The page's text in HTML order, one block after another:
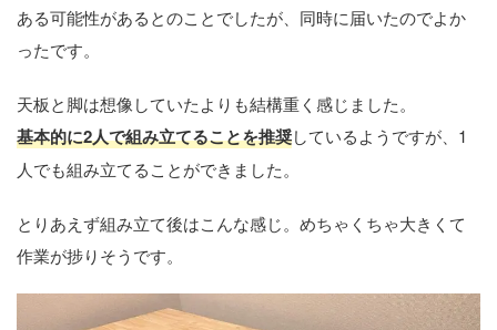
ある可能性があるとのことでしたが、同時に届いたのでよか
ったです。
天板と脚は想像していたよりも結構重く感じました。
基本的に2人で組み立てることを推奨しているようですが、1
人でも組み立てることができました。
とりあえず組み立て後はこんな感じ。めちゃくちゃ大きくて
作業が捗りそうです。